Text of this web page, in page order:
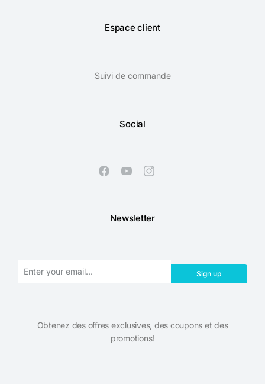
Espace client
Suivi de commande
Social
Newsletter
Sign up
Obtenez des offres exclusives, des coupons et des
promotions!​